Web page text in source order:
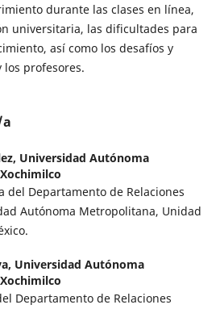
durante las clases en línea,
universitaria, las dificultades para
así como los desafíos y
profesores.
Universidad Autónoma
del Departamento de Relaciones
Autónoma Metropolitana, Unidad
Universidad Autónoma
Departamento de Relaciones